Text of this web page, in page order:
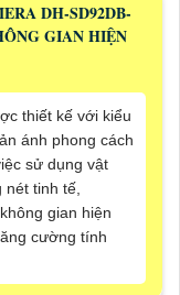
DH-SD92DB-
GIAN HIỆN
thiết kế với kiểu
ánh phong cách
sử dụng vật
tinh tế,
gian hiện
cường tính